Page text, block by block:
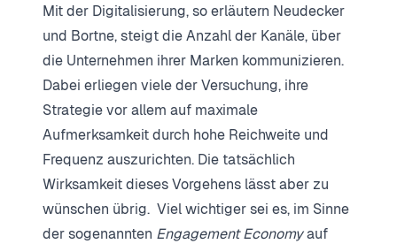
Mit der Digitalisierung, so erläutern Neudecker
und Bortne, steigt die Anzahl der Kanäle, über
die Unternehmen ihrer Marken kommunizieren.
Dabei erliegen viele der Versuchung, ihre
Strategie vor allem auf maximale
Aufmerksamkeit durch hohe Reichweite und
Frequenz auszurichten. Die tatsächlich
Wirksamkeit dieses Vorgehens lässt aber zu
wünschen übrig. Viel wichtiger sei es, im Sinne
der sogenannten Engagement Economyauf